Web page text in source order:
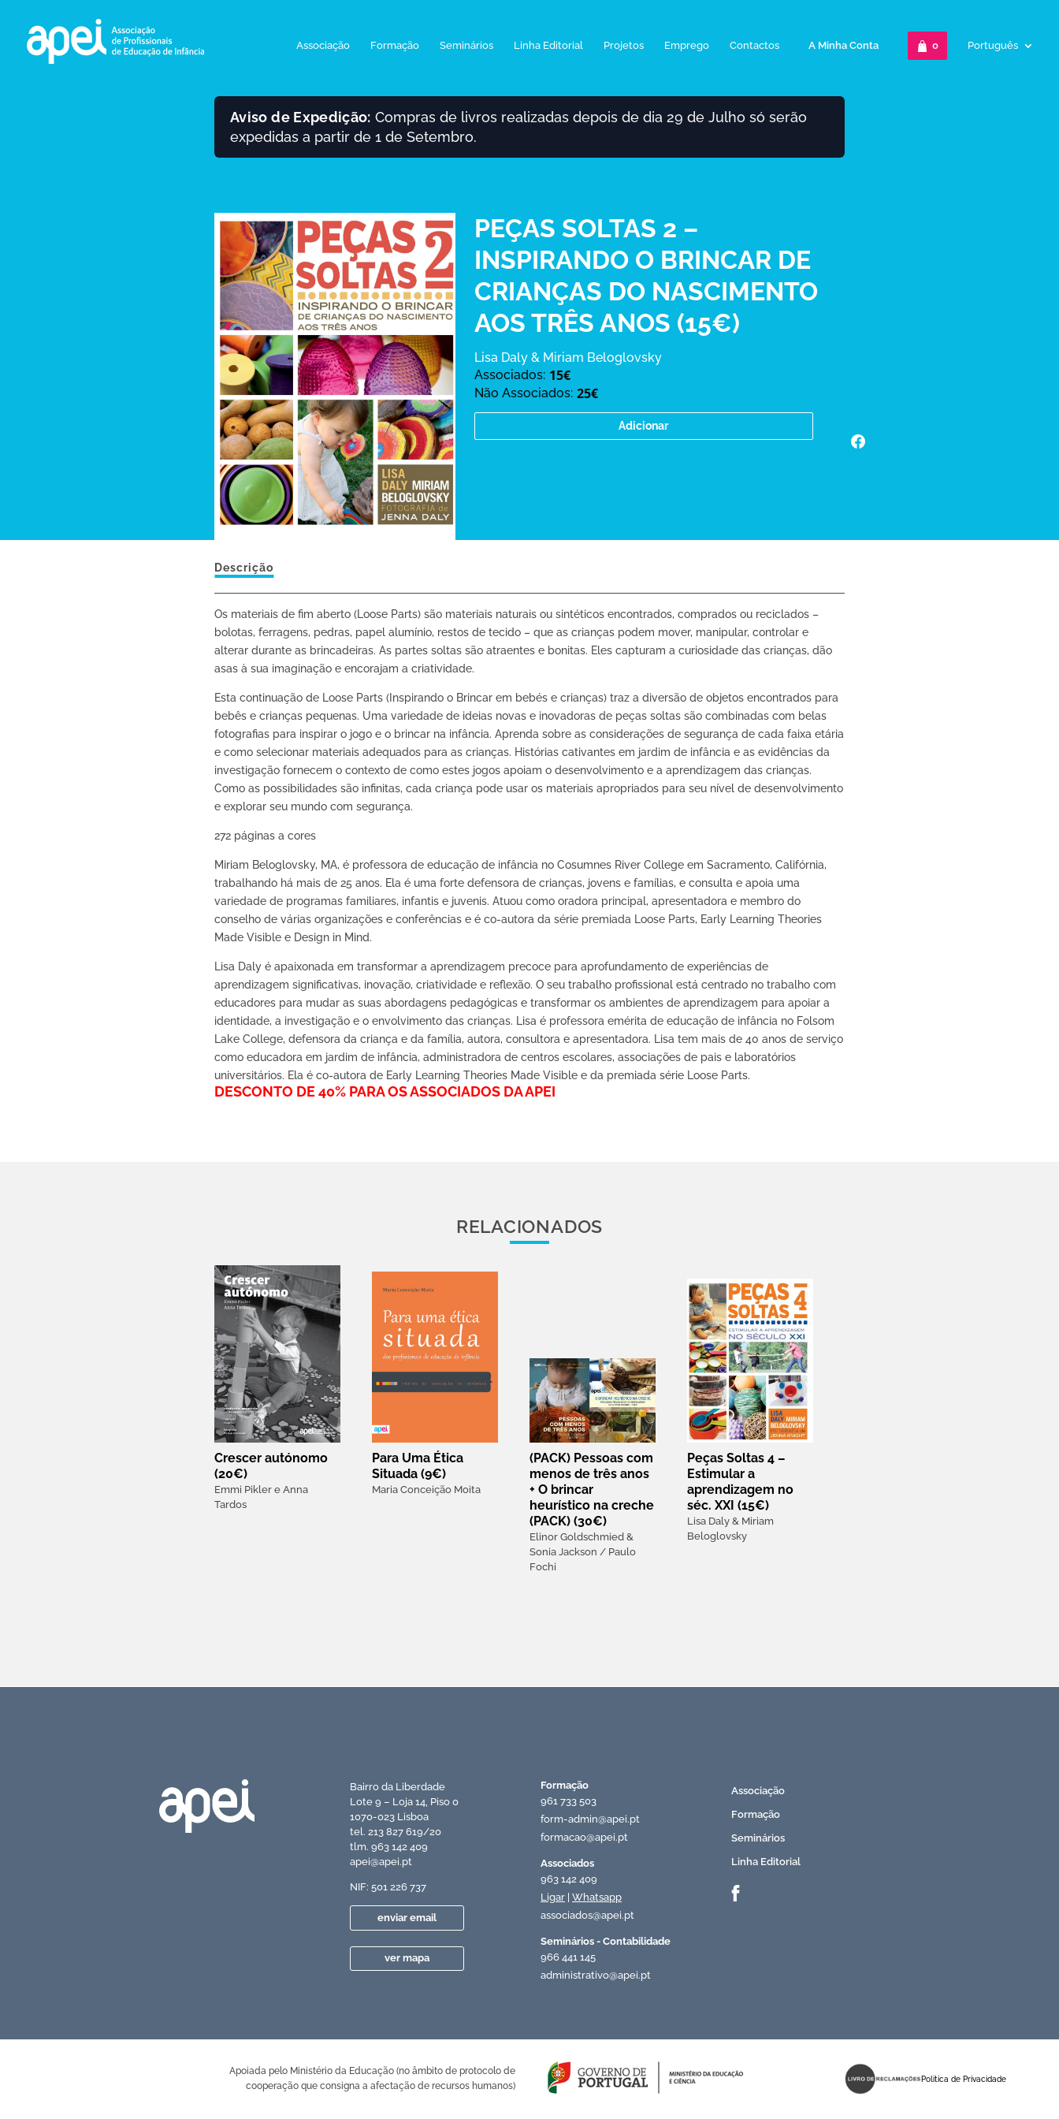
Associação Formação Seminários Linha Editorial Projetos Emprego Contactos A Minha Conta 0 Português
Aviso de Expedição: Compras de livros realizadas depois de dia 29 de Julho só serão
expedidas a partir de 1 de Setembro.
PEÇAS SOLTAS 2 –
INSPIRANDO O BRINCAR DE
CRIANÇAS DO NASCIMENTO
AOS TRÊS ANOS (15€)
Lisa Daly & Miriam Beloglovsky
Associados: 15€
Não Associados: 25€
Adicionar
Descrição
Os materiais de fim aberto (Loose Parts) são materiais naturais ou sintéticos encontrados, comprados ou reciclados –
bolotas, ferragens, pedras, papel alumínio, restos de tecido – que as crianças podem mover, manipular, controlar e
alterar durante as brincadeiras. As partes soltas são atraentes e bonitas. Eles capturam a curiosidade das crianças, dão
asas à sua imaginação e encorajam a criatividade.
Esta continuação de Loose Parts (Inspirando o Brincar em bebés e crianças) traz a diversão de objetos encontrados para
bebês e crianças pequenas. Uma variedade de ideias novas e inovadoras de peças soltas são combinadas com belas
fotografias para inspirar o jogo e o brincar na infância. Aprenda sobre as considerações de segurança de cada faixa etária
e como selecionar materiais adequados para as crianças. Histórias cativantes em jardim de infância e as evidências da
investigação fornecem o contexto de como estes jogos apoiam o desenvolvimento e a aprendizagem das crianças.
Como as possibilidades são infinitas, cada criança pode usar os materiais apropriados para seu nível de desenvolvimento
e explorar seu mundo com segurança.
272 páginas a cores
Miriam Beloglovsky, MA, é professora de educação de infância no Cosumnes River College em Sacramento, Califórnia,
trabalhando há mais de 25 anos. Ela é uma forte defensora de crianças, jovens e famílias, e consulta e apoia uma
variedade de programas familiares, infantis e juvenis. Atuou como oradora principal, apresentadora e membro do
conselho de várias organizações e conferências e é co-autora da série premiada Loose Parts, Early Learning Theories
Made Visible e Design in Mind.
Lisa Daly é apaixonada em transformar a aprendizagem precoce para aprofundamento de experiências de
aprendizagem significativas, inovação, criatividade e reflexão. O seu trabalho profissional está centrado no trabalho com
educadores para mudar as suas abordagens pedagógicas e transformar os ambientes de aprendizagem para apoiar a
identidade, a investigação e o envolvimento das crianças. Lisa é professora emérita de educação de infância no Folsom
Lake College, defensora da criança e da família, autora, consultora e apresentadora. Lisa tem mais de 40 anos de serviço
como educadora em jardim de infância, administradora de centros escolares, associações de pais e laboratórios
universitários. Ela é co-autora de Early Learning Theories Made Visible e da premiada série Loose Parts.
DESCONTO DE 40% PARA OS ASSOCIADOS DA APEI
RELACIONADOS
Crescer autónomo
(20€)
Emmi Pikler e Anna
Tardos
Para Uma Ética
Situada (9€)
Maria Conceição Moita
(PACK) Pessoas com
menos de três anos
+ O brincar
heurístico na creche
(PACK) (30€)
Elinor Goldschmied &
Sonia Jackson / Paulo
Fochi
Peças Soltas 4 –
Estimular a
aprendizagem no
séc. XXI (15€)
Lisa Daly & Miriam
Beloglovsky
Bairro da Liberdade
Lote 9 – Loja 14, Piso 0
1070-023 Lisboa
tel. 213 827 619/20
tlm. 963 142 409
apei@apei.pt
NIF: 501 226 737
enviar email
ver mapa
Formação
961 733 503
form-admin@apei.pt
formacao@apei.pt
Associados
963 142 409
Ligar |Whatsapp
associados@apei.pt
Seminários - Contabilidade
966 441 145
administrativo@apei.pt
Associação
Formação
Seminários
Linha Editorial
Apoiada pelo Ministério da Educação (no âmbito de protocolo de
cooperação que consigna a afectação de recursos humanos)
Politica de Privacidade